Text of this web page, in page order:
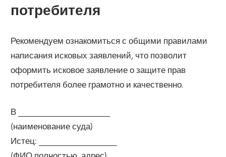
потребителя
Рекомендуем ознакомиться с общими правилами
написания исковых заявлений, что позволит
оформить исковое заявление о защите прав
потребителя более грамотно и качественно.
В __________________________
(наименование суда)
Истец: ______________________